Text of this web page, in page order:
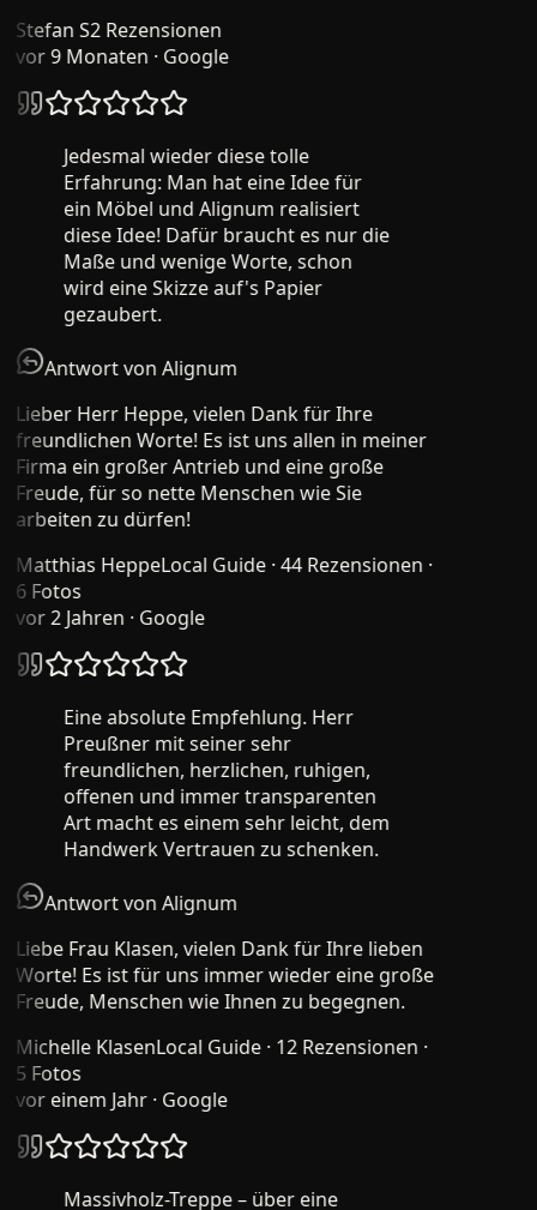
Stefan S2 Rezensionen
vor 9 Monaten· Google
Jedesmal wieder diese tolle
Erfahrung: Man hat eine Idee für
ein Möbel und Alignum realisiert
diese Idee! Dafür braucht es nur die
Maße und wenige Worte, schon
wird eine Skizze auf's Papier
gezaubert.
Antwort von Alignum
Lieber Herr Heppe, vielen Dank für Ihre
freundlichen Worte! Es ist uns allen in meiner
Firma ein großer Antrieb und eine große
Freude, für so nette Menschen wie Sie
arbeiten zu dürfen!
Matthias HeppeLocal Guide · 44 Rezensionen ·
6 Fotos
vor 2 Jahren· Google
Eine absolute Empfehlung. Herr
Preußner mit seiner sehr
freundlichen, herzlichen, ruhigen,
offenen und immer transparenten
Art macht es einem sehr leicht, dem
Handwerk Vertrauen zu schenken.
Antwort von Alignum
Liebe Frau Klasen, vielen Dank für Ihre lieben
Worte! Es ist für uns immer wieder eine große
Freude, Menschen wie Ihnen zu begegnen.
Michelle KlasenLocal Guide · 12 Rezensionen ·
5 Fotos
vor einem Jahr· Google
Massivholz-Treppe – über eine